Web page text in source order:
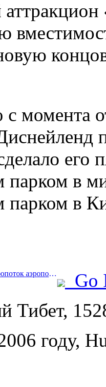
с момента
парком в
парком в
Prev:В этом году пассажиропоток аэропорта Шэньчжэня превысил 3 миллиона человек, установив новый рекорд за аналогичный период.
Go
Тибет,
году,